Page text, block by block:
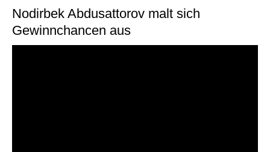
Nodirbek Abdusattorov malt sich
Gewinnchancen aus